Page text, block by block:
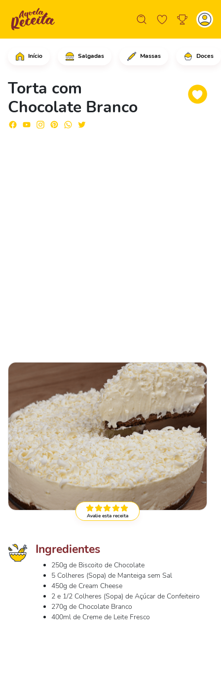
Início Salgadas Massas Doces
Torta com
Chocolate Branco
Comece triturando os biscoitos de
Avalie esta receita
Ingredientes
250g de Biscoito de Chocolate
5 Colheres (Sopa) de Manteiga sem Sal
450g de Cream Cheese
2 e 1/2 Colheres (Sopa) de Açúcar de Confeiteiro
270g de Chocolate Branco
400ml de Creme de Leite Fresco